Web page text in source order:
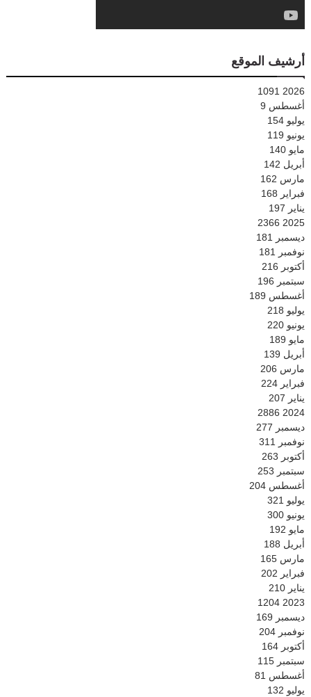
أرشيف الموقع
2026
1091
أغسطس 9
يوليو 154
يونيو 119
مايو 140
أبريل 142
مارس 162
فبراير 168
يناير 197
2025
2366
ديسمبر 181
نوفمبر 181
أكتوبر 216
سبتمبر 196
أغسطس 189
يوليو 218
يونيو 220
مايو 189
أبريل 139
مارس 206
فبراير 224
يناير 207
2024
2886
ديسمبر 277
نوفمبر 311
أكتوبر 263
سبتمبر 253
أغسطس 204
يوليو 321
يونيو 300
مايو 192
أبريل 188
مارس 165
فبراير 202
يناير 210
2023
1204
ديسمبر 169
نوفمبر 204
أكتوبر 164
سبتمبر 115
أغسطس 81
يوليو 132